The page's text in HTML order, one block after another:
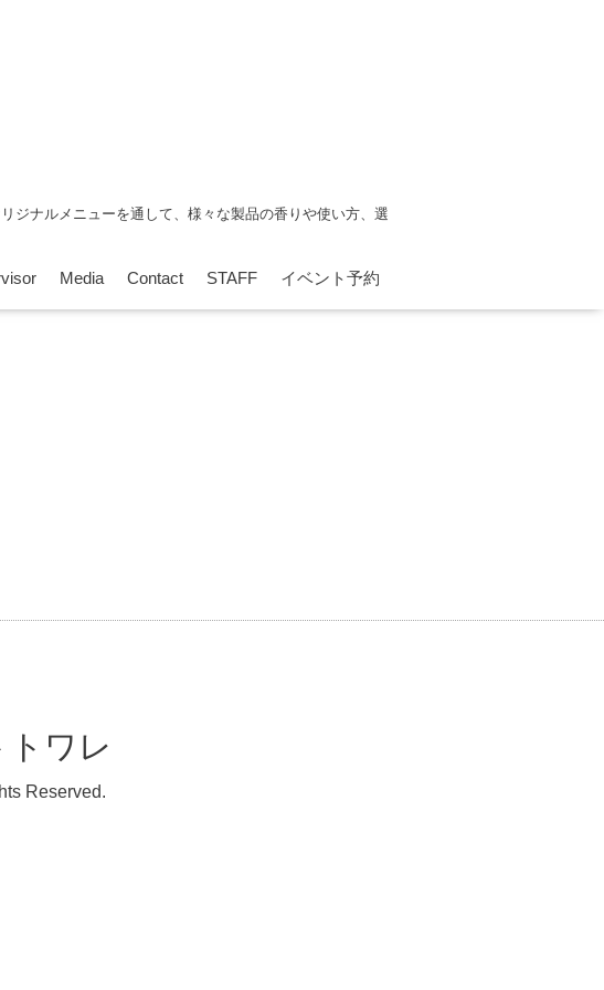
ジナルメニューを通して、様々な製品の香りや使い方、選
Media Contact STAFF イベント予約
ワレ
Reserved.